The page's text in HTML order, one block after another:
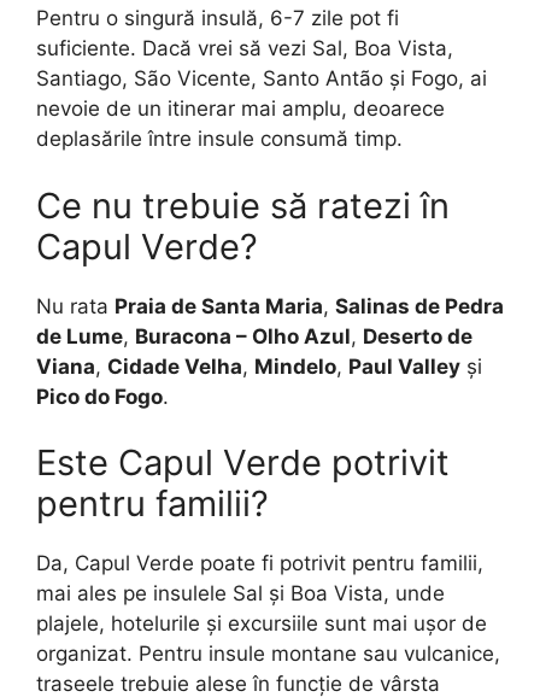
Pentru o singură insulă, 6-7 zile pot fi
suficiente. Dacă vrei să vezi Sal, Boa Vista,
Santiago, São Vicente, Santo Antão și Fogo, ai
nevoie de un itinerar mai amplu, deoarece
deplasările între insule consumă timp.
Ce nu trebuie să ratezi în
Capul Verde?
Nu rata Praia de Santa Maria, Salinas de Pedra
de Lume, Buracona – Olho Azul, Deserto de
Viana, Cidade Velha, Mindelo, Paul Valley și
Pico do Fogo.
Este Capul Verde potrivit
pentru familii?
Da, Capul Verde poate fi potrivit pentru familii,
mai ales pe insulele Sal și Boa Vista, unde
plajele, hotelurile și excursiile sunt mai ușor de
organizat. Pentru insule montane sau vulcanice,
traseele trebuie alese în funcție de vârsta